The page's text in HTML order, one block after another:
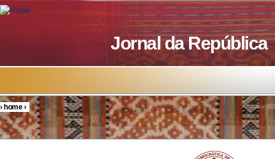
Skip to main content
Jornal da República
You are here
›home›